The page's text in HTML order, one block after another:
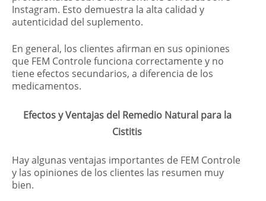
Instagram. Esto demuestra la alta calidad y
autenticidad del suplemento.
En general, los clientes afirman en sus opiniones
que FEM Controle funciona correctamente y no
tiene efectos secundarios, a diferencia de los
medicamentos.
Efectos y Ventajas del Remedio Natural para la
Cistitis
Hay algunas ventajas importantes de FEM Controle
y las opiniones de los clientes las resumen muy
bien.